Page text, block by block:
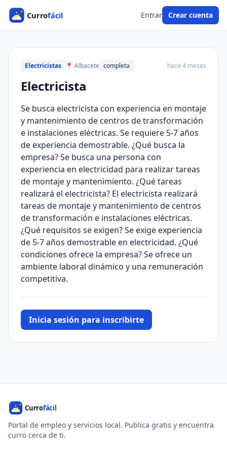
Entrar Crear cuenta
Electricistas 📍 Albacete completa hace 4 meses
Electricista
Se busca electricista con experiencia en montaje
y mantenimiento de centros de transformación
e instalaciones eléctricas. Se requiere 5-7 años
de experiencia demostrable. ¿Qué busca la
empresa? Se busca una persona con
experiencia en electricidad para realizar tareas
de montaje y mantenimiento. ¿Qué tareas
realizará el electricista? El electricista realizará
tareas de montaje y mantenimiento de centros
de transformación e instalaciones eléctricas.
¿Qué requisitos se exigen? Se exige experiencia
de 5-7 años demostrable en electricidad. ¿Qué
condiciones ofrece la empresa? Se ofrece un
ambiente laboral dinámico y una remuneración
competitiva.
Inicia sesión para inscribirte
Portal de empleo y servicios local. Publica gratis y encuentra
curro cerca de ti.